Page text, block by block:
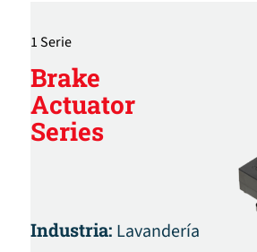
1 Serie
Brake
Actuator
Series
Industria: Lavandería